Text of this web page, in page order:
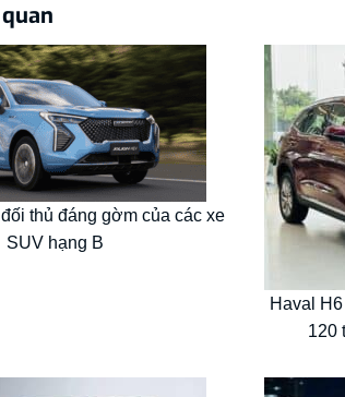
thủ đáng gờm của các xe
SUV hạng B
Haval
120